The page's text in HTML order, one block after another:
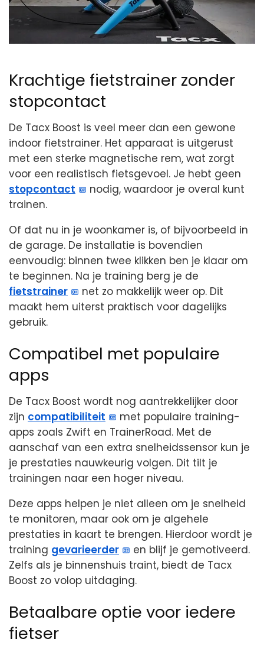
Krachtige fietstrainer zonder
stopcontact
De Tacx Boost is veel meer dan een gewone
indoor fietstrainer. Het apparaat is uitgerust
met een sterke magnetische rem, wat zorgt
voor een realistisch fietsgevoel. Je hebt geen
stopcontact
nodig, waardoor je overal kunt
trainen.
Of dat nu in je woonkamer is, of bijvoorbeeld in
de garage. De installatie is bovendien
eenvoudig: binnen twee klikken ben je klaar om
te beginnen. Na je training berg je de
fietstrainer
net zo makkelijk weer op. Dit
maakt hem uiterst praktisch voor dagelijks
gebruik.
Compatibel met populaire
apps
De Tacx Boost wordt nog aantrekkelijker door
zijn compatibiliteit
met populaire training-
apps zoals Zwift en TrainerRoad. Met de
aanschaf van een extra snelheidssensor kun je
je prestaties nauwkeurig volgen. Dit tilt je
trainingen naar een hoger niveau.
Deze apps helpen je niet alleen om je snelheid
te monitoren, maar ook om je algehele
prestaties in kaart te brengen. Hierdoor wordt je
training gevarieerder
en blijf je gemotiveerd.
Zelfs als je binnenshuis traint, biedt de Tacx
Boost zo volop uitdaging.
Betaalbare optie voor iedere
fietser